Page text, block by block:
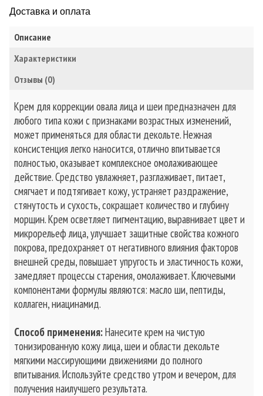
Доставка и оплата
Описание
Характеристики
Отзывы (0)
Крем для коррекции овала лица и шеи предназначен для
любого типа кожи с признаками возрастных изменений,
может применяться для области декольте. Нежная
консистенция легко наносится, отлично впитывается
полностью, оказывает комплексное омолаживающее
действие. Средство увлажняет, разглаживает, питает,
смягчает и подтягивает кожу, устраняет раздражение,
стянутость и сухость, сокращает количество и глубину
морщин. Крем осветляет пигментацию, выравнивает цвет и
микрорельеф лица, улучшает защитные свойства кожного
покрова, предохраняет от негативного влияния факторов
внешней среды, повышает упругость и эластичность кожи,
замедляет процессы старения, омолаживает. Ключевыми
компонентами формулы являются: масло ши, пептиды,
коллаген, ниацинамид.
Способ применения:Нанесите крем на чистую
тонизированную кожу лица, шеи и области декольте
мягкими массирующими движениями до полного
впитывания. Используйте средство утром и вечером, для
получения наилучшего результата.